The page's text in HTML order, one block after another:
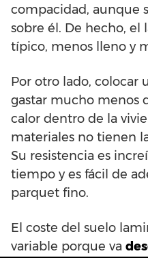
compacidad, aunque
sobre él. De hecho,
típico, menos lleno y
Por otro lado, colocar
gastar mucho menos
calor dentro de la
materiales no tienen
Su resistencia es
tiempo y es fácil de
parquet fino.
El coste del suelo
variable porque va